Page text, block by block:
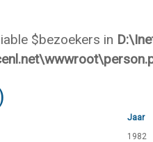
$bezoekers in
Jaar
1982